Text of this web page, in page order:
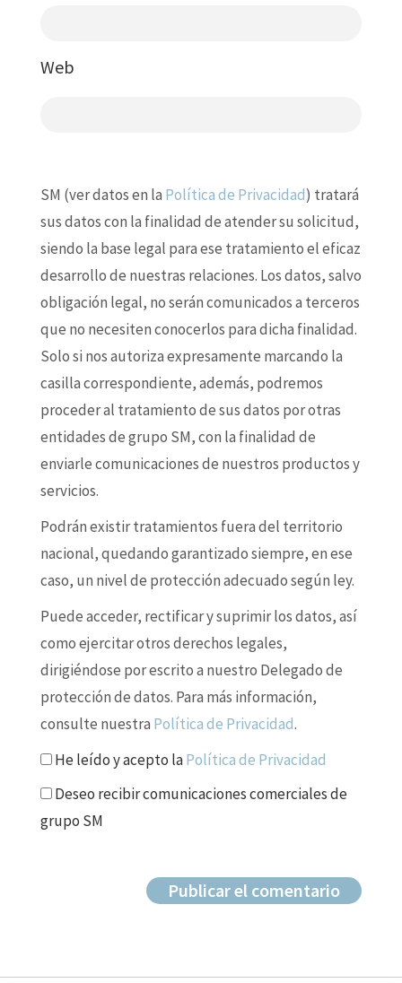
Web
SM (ver datos en la Política de Privacidad) tratará
sus datos con la finalidad de atender su solicitud,
siendo la base legal para ese tratamiento el eficaz
desarrollo de nuestras relaciones. Los datos, salvo
obligación legal, no serán comunicados a terceros
que no necesiten conocerlos para dicha finalidad.
Solo si nos autoriza expresamente marcando la
casilla correspondiente, además, podremos
proceder al tratamiento de sus datos por otras
entidades de grupo SM, con la finalidad de
enviarle comunicaciones de nuestros productos y
servicios.
Podrán existir tratamientos fuera del territorio
nacional, quedando garantizado siempre, en ese
caso, un nivel de protección adecuado según ley.
Puede acceder, rectificar y suprimir los datos, así
como ejercitar otros derechos legales,
dirigiéndose por escrito a nuestro Delegado de
protección de datos. Para más información,
consulte nuestra Política de Privacidad.
He leído y acepto laPolítica de Privacidad
Deseo recibir comunicaciones comerciales de
grupo SM